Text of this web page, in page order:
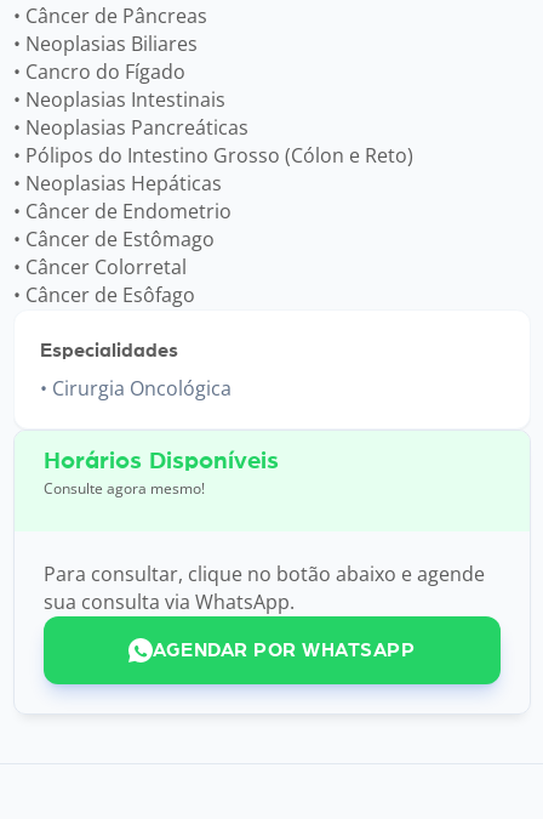
• Câncer de Pâncreas
• Neoplasias Biliares
• Cancro do Fígado
• Neoplasias Intestinais
• Neoplasias Pancreáticas
• Pólipos do Intestino Grosso (Cólon e Reto)
• Neoplasias Hepáticas
• Câncer de Endometrio
• Câncer de Estômago
• Câncer Colorretal
• Câncer de Esôfago
Especialidades
Cirurgia Oncológica
Horários Disponíveis
Consulte agora mesmo!
Para consultar, clique no botão abaixo e agende
sua consulta via WhatsApp.
AGENDAR POR WHATSAPP